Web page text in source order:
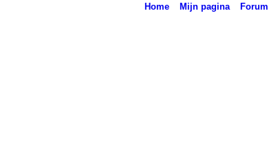
Home Mijn pagina Forum